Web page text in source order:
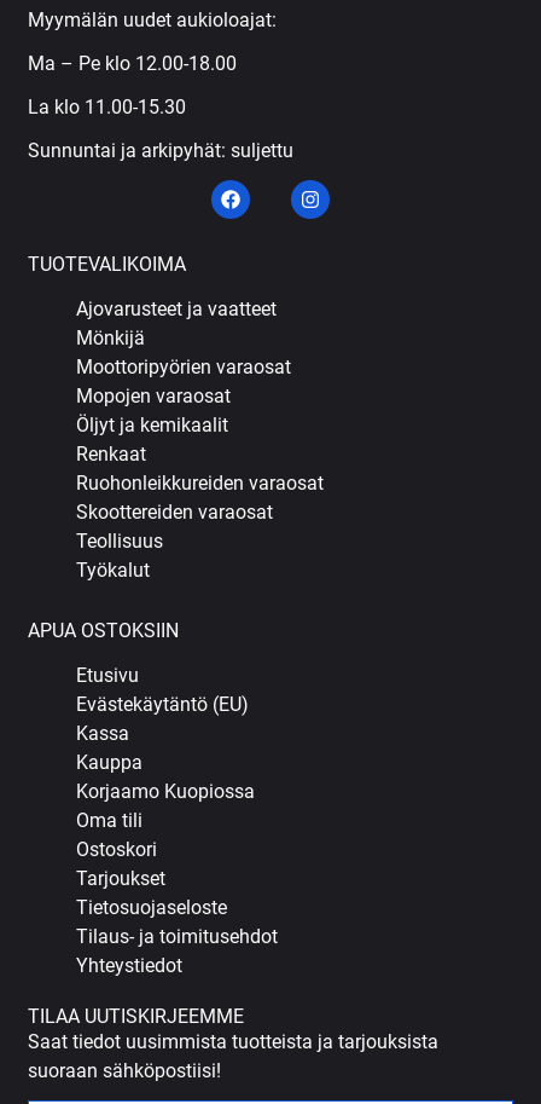
Myymälän uudet aukioloajat:
Ma – Pe klo 12.00-18.00
La klo 11.00-15.30
Sunnuntai ja arkipyhät: suljettu
TUOTEVALIKOIMA
Ajovarusteet ja vaatteet
Mönkijä
Moottoripyörien varaosat
Mopojen varaosat
Öljyt ja kemikaalit
Renkaat
Ruohonleikkureiden varaosat
Skoottereiden varaosat
Teollisuus
Työkalut
APUA OSTOKSIIN
Etusivu
Evästekäytäntö (EU)
Kassa
Kauppa
Korjaamo Kuopiossa
Oma tili
Ostoskori
Tarjoukset
Tietosuojaseloste
Tilaus- ja toimitusehdot
Yhteystiedot
TILAA UUTISKIRJEEMME
Saat tiedot uusimmista tuotteista ja tarjouksista
suoraan sähköpostiisi!